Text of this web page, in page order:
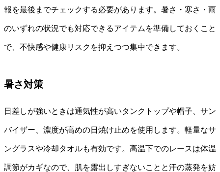
報を最後までチェックする必要があります。暑さ・寒さ・雨
のいずれの状況でも対応できるアイテムを準備しておくこと
で、不快感や健康リスクを抑えつつ集中できます。
暑さ対策
日差しが強いときは通気性が高いタンクトップや帽子、サン
バイザー、濃度が高めの日焼け止めを使用します。軽量なサ
ングラスや冷却タオルも有効です。高温下でのレースは体温
調節がカギなので、肌を露出しすぎないことと汗の蒸発を妨